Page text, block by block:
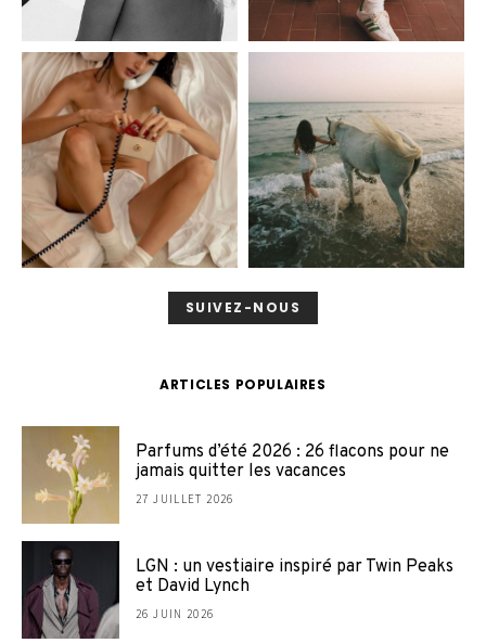
SUIVEZ-NOUS
ARTICLES POPULAIRES
Parfums d’été 2026 : 26 flacons pour ne
jamais quitter les vacances
27 JUILLET 2026
LGN : un vestiaire inspiré par Twin Peaks
et David Lynch
26 JUIN 2026